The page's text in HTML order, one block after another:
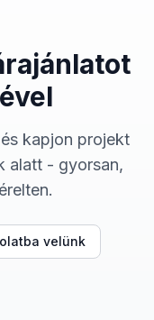
kapjon projekt
alatt - gyorsan,
velünk